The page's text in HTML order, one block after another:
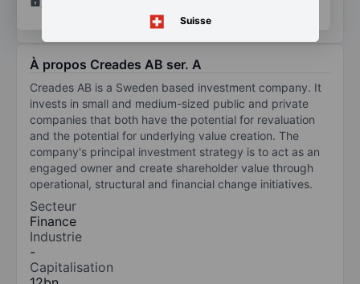
Suisse
techniques et d’analyse.
À propos Creades AB ser. A
Creades AB is a Sweden based investment company. It
invests in small and medium-sized public and private
companies that both have the potential for revaluation
and the potential for underlying value creation. The
company's principal investment strategy is to act as an
engaged owner and create shareholder value through
operational, structural and financial change initiatives.
Secteur
Finance
Industrie
-
Capitalisation